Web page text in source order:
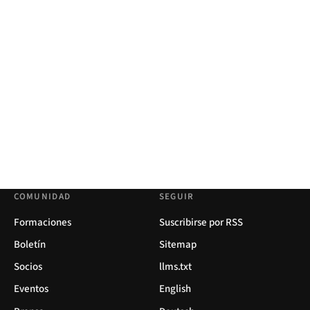
COMUNIDAD
Formaciones
Boletín
Socios
Eventos
SEGUIR
Suscribirse por RSS
Sitemap
llms.txt
English